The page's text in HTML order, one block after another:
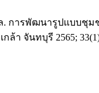
. การพัฒนารูปแบ
จันทบุรี 2565;